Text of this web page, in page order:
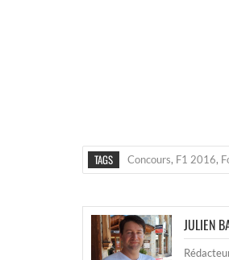
TAGS Concours, F1 2016,
JULIEN